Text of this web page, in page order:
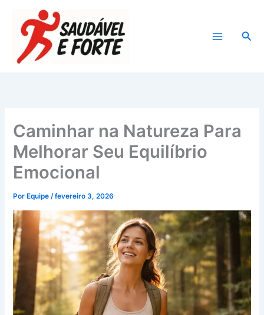
conteúdo
Caminhar na Natureza Para
Melhorar Seu Equilíbrio
Emocional
Por Equipe/fevereiro 3, 2026